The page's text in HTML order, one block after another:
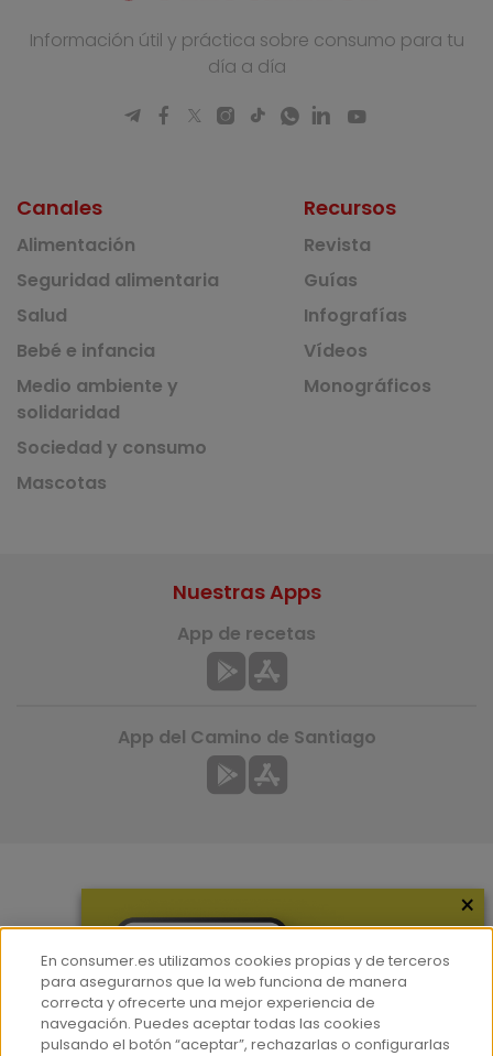
Información útil y práctica sobre consumo para tu
día a día
Canales
Alimentación
Seguridad alimentaria
Salud
Bebé e infancia
Medio ambiente y
solidaridad
Sociedad y consumo
Mascotas
Recursos
Revista
Guías
Infografías
Vídeos
Monográficos
Hemeroteca
Contacto
Nuestras Apps
App de recetas
App del Camino de Santiago
×
En consumer.es utilizamos cookies propias y de terceros
para asegurarnos que la web funciona de manera
correcta y ofrecerte una mejor experiencia de
navegación. Puedes aceptar todas las cookies
pulsando el botón “aceptar”, rechazarlas o configurarlas